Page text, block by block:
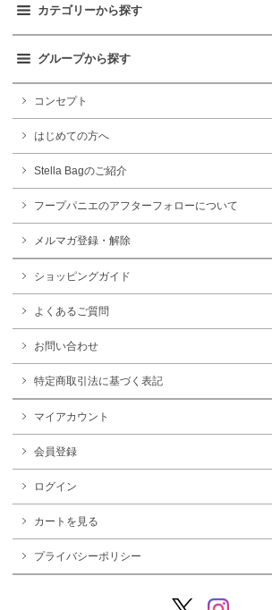
カテゴリーから探す
グループから探す
コンセプト
はじめての方へ
Stella Bagのご紹介
フープパニエのアフターフォローについて
メルマガ登録・解除
ショッピングガイド
よくあるご質問
お問い合わせ
特定商取引法に基づく表記
マイアカウント
会員登録
ログイン
カートを見る
プライバシーポリシー